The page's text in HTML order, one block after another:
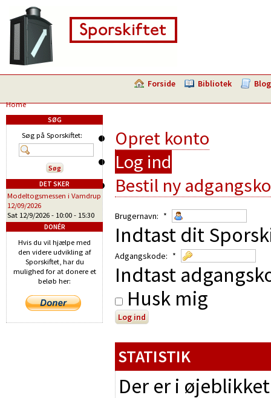
Forside Bibliotek Blog
Home
Opret konto
Log ind
Bestil ny
Brugernavn: *
Indtast dit
Adgangskode: *
Indtast
Husk mig
STATISTIK
Der er i
SØG
Søg på Sporskiftet:
DET SKER
Modeltogsmessen i Vamdrup
12/09/2026
Sat 12/9/2026 - 10:00 - 15:30
DONÉR
Hvis du vil hjælpe med
den videre udvikling af
Sporskiftet, har du
mulighed for at donere et
beløb her: